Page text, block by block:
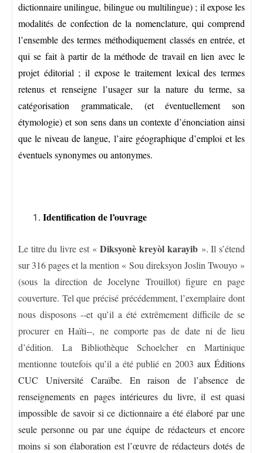
dictionnaire unilingue, bilingue ou multilingue) ; il expose les
modalités de confection de la nomenclature, qui comprend
l’ensemble des termes méthodiquement classés en entrée, et
qui se fait à partir de la méthode de travail en lien avec le
projet éditorial ; il expose le traitement lexical des termes
retenus et renseigne l’usager sur la nature du terme, sa
catégorisation grammaticale, (et éventuellement son
étymologie) et son sens dans un contexte d’énonciation ainsi
que le niveau de langue, l’aire géographique d’emploi et les
éventuels synonymes ou antonymes.
Identification de l’ouvrage
Le titre du livre est «Diksyonè kreyòl karayib». Il s’étend
sur 316 pages et la mention « Sou direksyon Joslin Twouyo »
(sous la direction de Jocelyne Trouillot) figure en page
couverture. Tel que précisé précédemment, l’exemplaire dont
nous disposons --et qu’il a été extrêmement difficile de se
procurer en Haïti--, ne comporte pas de date ni de lieu
d’édition. La Bibliothèque Schoelcher en Martinique
mentionne toutefois qu’il a été publié en 2003aux Éditions
CUC Université Caraïbe. En raison de l’absence de
renseignements en pages intérieures du livre, il est quasi
impossible de savoir si ce dictionnaire a été élaboré par une
seule personne ou par une équipe de rédacteurs et encore
moins si son élaboration est l’œuvre de rédacteurs dotés de